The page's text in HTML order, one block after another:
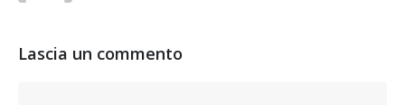
Lascia un commento